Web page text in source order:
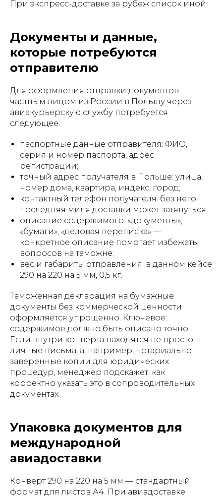
При экспресс-доставке за рубеж список иной.
Документы и данные,
которые потребуются
отправителю
Для оформления отправки документов
частным лицом из России в Польшу через
авиакурьерскую службу потребуется
следующее:
паспортные данные отправителя: ФИО,
серия и номер паспорта, адрес
регистрации;
точный адрес получателя в Польше: улица,
номер дома, квартира, индекс, город;
контактный телефон получателя: без него
последняя миля доставки может затянуться;
описание содержимого: «документы»,
«бумаги», «деловая переписка» —
конкретное описание помогает избежать
вопросов на таможне;
вес и габариты отправления: в данном кейсе
290 на 220 на 5 мм, 0,5 кг.
Таможенная декларация на бумажные
документы без коммерческой ценности
оформляется упрощенно. Ключевое:
содержимое должно быть описано точно.
Если внутри конверта находятся не просто
личные письма, а, например, нотариально
заверенные копии для юридических
процедур, менеджер подскажет, как
корректно указать это в сопроводительных
документах.
Упаковка документов для
международной
авиадоставки
Конверт 290 на 220 на 5 мм — стандартный
формат для листов А4. При авиадоставке